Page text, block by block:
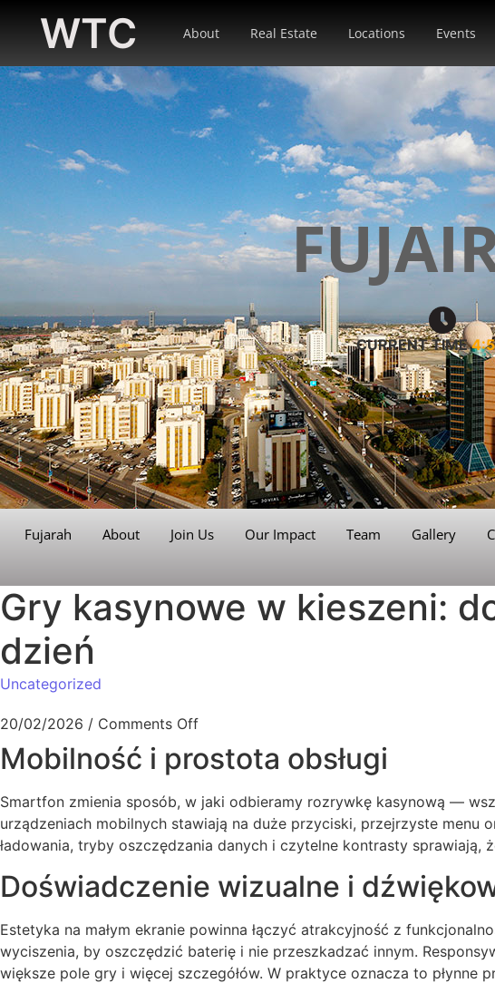
WTC About Real Estate Locations Events
CURRENT TIME
Fujarah About Join Us Our Impact Team Gallery
Gry kasynowe w kieszeni:
dzień
Uncategorized
20/02/2026 / Comments Off
Mobilność i prostota obsługi
Smartfon zmienia sposób, w jaki odbieramy rozrywkę kasynową —
urządzeniach mobilnych stawiają na duże przyciski, przejrzyste
ładowania, tryby oszczędzania danych i czytelne kontrasty
Doświadczenie wizualne i
Estetyka na małym ekranie powinna łączyć atrakcyjność z
wyciszenia, by oszczędzić baterię i nie przeszkadzać innym.
większe pole gry i więcej szczegółów. W praktyce oznacza to